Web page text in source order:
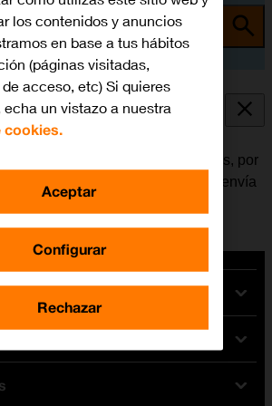
o tema
de datos
datos móviles han sido utilizados, por
de internet o cuando se envía
los contenidos y anuncios
en base a tus hábitos
(páginas visitadas,
acceso, etc) Si quieres
echa un vistazo a nuestra
cookies.
Configurar
Rechazar
Aceptar